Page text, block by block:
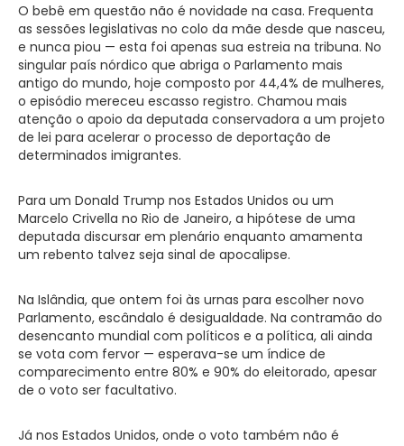
O bebê em questão não é novidade na casa. Frequenta
as sessões legislativas no colo da mãe desde que nasceu,
e nunca piou — esta foi apenas sua estreia na tribuna. No
singular país nórdico que abriga o Parlamento mais
antigo do mundo, hoje composto por 44,4% de mulheres,
o episódio mereceu escasso registro. Chamou mais
atenção o apoio da deputada conservadora a um projeto
de lei para acelerar o processo de deportação de
determinados imigrantes.
Para um Donald Trump nos Estados Unidos ou um
Marcelo Crivella no Rio de Janeiro, a hipótese de uma
deputada discursar em plenário enquanto amamenta
um rebento talvez seja sinal de apocalipse.
Na Islândia, que ontem foi às urnas para escolher novo
Parlamento, escândalo é desigualdade. Na contramão do
desencanto mundial com políticos e a política, ali ainda
se vota com fervor — esperava-se um índice de
comparecimento entre 80% e 90% do eleitorado, apesar
de o voto ser facultativo.
Já nos Estados Unidos, onde o voto também não é